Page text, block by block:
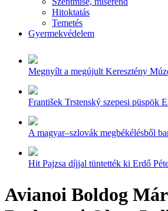
Hitoktatás
Temetés
Gyermekvédelem
Megnyílt a megújult Keresztény
František Trstenský szepesi püspök
A magyar–szlovák megbékélésből
Hit Pajzsa díjjal tüntették ki Erdő
Avianoi Boldog